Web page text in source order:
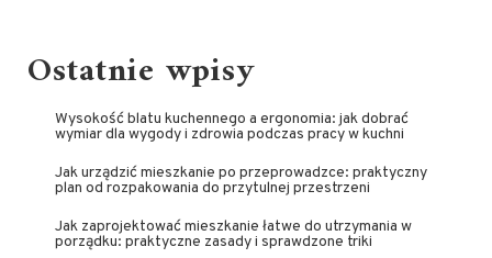
Ostatnie wpisy
Wysokość blatu kuchennego a ergonomia: jak dobrać
wymiar dla wygody i zdrowia podczas pracy w kuchni
Jak urządzić mieszkanie po przeprowadzce: praktyczny
plan od rozpakowania do przytulnej przestrzeni
Jak zaprojektować mieszkanie łatwe do utrzymania w
porządku: praktyczne zasady i sprawdzone triki